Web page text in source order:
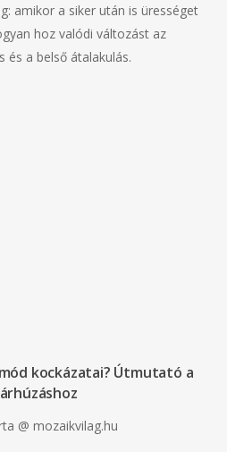
amikor a siker után is ürességet
hoz valódi változást az
és a belső átalakulás.
kockázatai? Útmutató a
@ mozaikvilag.hu